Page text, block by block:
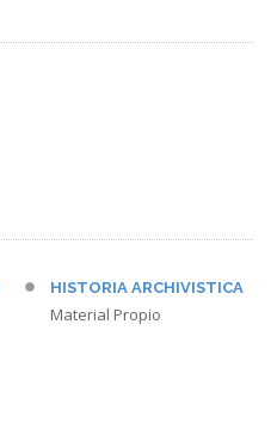
HISTORIA ARCHIVISTICA
Material Propio